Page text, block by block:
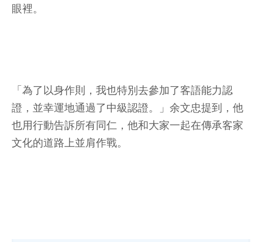
眼裡。
「為了以身作則，我也特別去參加了客語能力認
證，並幸運地通過了中級認證。」余文忠提到，他
也用行動告訴所有同仁，他和大家一起在傳承客家
文化的道路上並肩作戰。